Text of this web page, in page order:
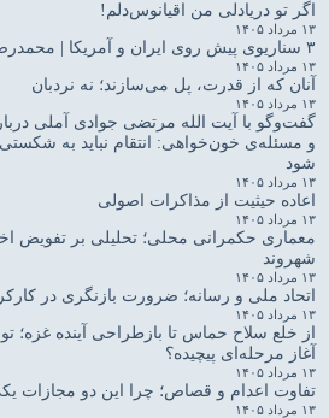
اگر تو دریادلی من اقیانوس‌دلم!
۱۳ مرداد ۱۴۰۵
۳ سناریوی پیش روی ایران و آمریکا | محمدرضا طالبی‌نژاد
۱۳ مرداد ۱۴۰۵
آنان که از قدرت، پل می‌سازند؛ نه نردبان
۱۳ مرداد ۱۴۰۵
گفت‌وگو با آیت الله مرتضی جوادی آملی
و مسئله‌ی خون‌خواهی: انتقام نباید به
شود
۱۳ مرداد ۱۴۰۵
اعاده حیثیت از مذاکرات اصولی
۱۳ مرداد ۱۴۰۵
معماری حکمرانی محلی؛ تحلیلی بر تفویض
شهروند
۱۳ مرداد ۱۴۰۵
اتحاد ملی و رسانه؛ ضرورت بازنگری در
۱۳ مرداد ۱۴۰۵
از خلع سلاح حماس تا بازطراحی آینده غزه؛
آغاز مرحله‌ای پیچیده؟
۱۳ مرداد ۱۴۰۵
تفاوت اعدام و قصاص؛ چرا این دو مجازات
۱۳ مرداد ۱۴۰۵